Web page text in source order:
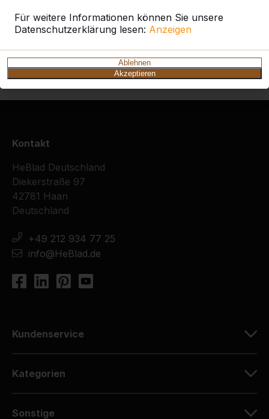
Für weitere Informationen können Sie unsere
Datenschutzerklärung lesen: Anzeigen
Ablehnen
Akzeptieren
Ascheberg Ortsteil Davensberg
Kontakt
HeBlad Deutschland
Diekerstraße 97
42781 Haan
Deutschland
+49 212 934 77 25
info@HeBlad.de
Kundenservice
Kategorien
Sonstige